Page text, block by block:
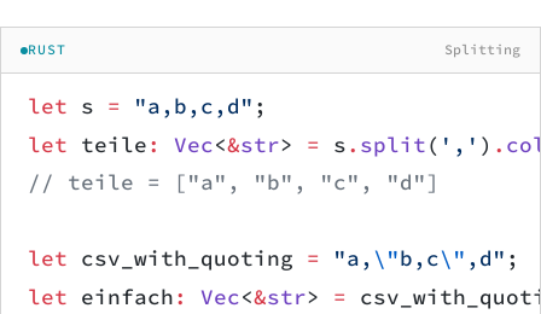
RUST Splitting
let s = "a,b,c,d" ;
let teile: Vec<&str> = s. split( ',' ) .
// teile = ["a", "b", "c", "d"]
let csv_with_quoting = "a, \"b,c\" ,d" ;
let einfach: Vec<&str> =